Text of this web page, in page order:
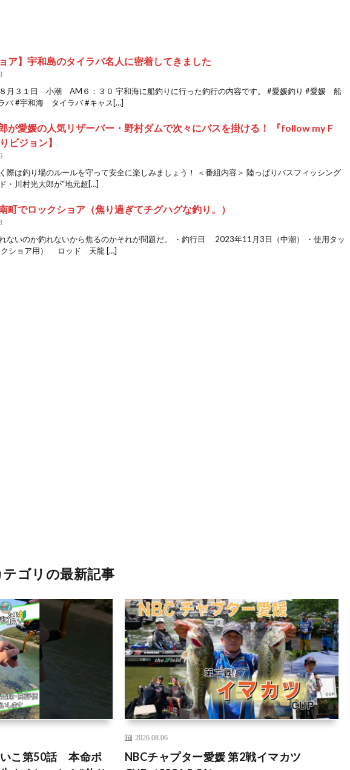
ョア】宇和島のタイラバ名人に密着してきました
月３１日 小潮 AM６：３０ 宇和海に船釣りに行った釣行の内容です。 #愛媛釣り #愛媛 船
バ #宇和海 タイラバ #キャス[…]
が愛媛の人気リザーバー・野村ダムで次々にバスを掛ける！ 『follow my F
ビジョン】
際は釣り場のルールを守って安全に楽しみましょう！ ＜番組内容＞ 陸っぱりバスフィッシング
・川村光大郎が“地元超[…]
町でロックショア（焦り過ぎてチグハグな釣り。）
ないのか釣れないから焦るのかそれが問題だ。 ・釣行日 2023年11月3日（中潮） ・使用タッ
クショア用） ロッド 天龍 […]
テゴリの最新記事
いこ第50話 本命ポ
2026.08.06
NBCチャプター愛媛 第2戦イマカツ